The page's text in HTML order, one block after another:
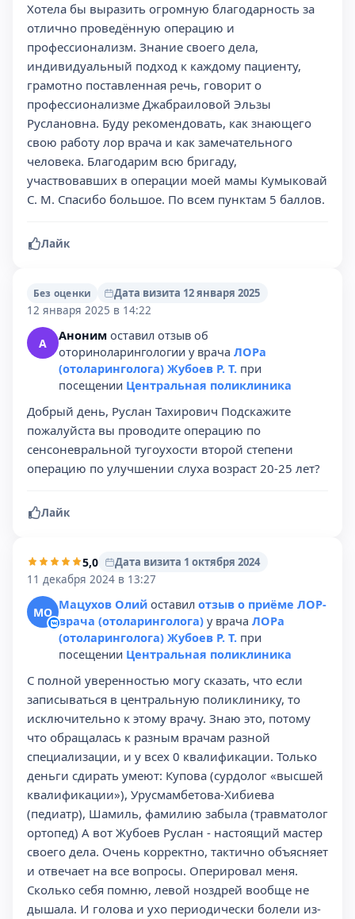
Хотела бы выразить огромную благодарность за
отлично проведённую операцию и
профессионализм. Знание своего дела,
индивидуальный подход к каждому пациенту,
грамотно поставленная речь, говорит о
профессионализме Джабраиловой Эльзы
Руслановна. Буду рекомендовать, как знающего
свою работу лор врача и как замечательного
человека. Благодарим всю бригаду,
участвовавших в операции моей мамы Кумыковай
С. М. Спасибо большое. По всем пунктам 5 баллов.
Лайк
Без оценки
Дата визита 12 января 2025
12 января 2025 в 14:22
А Аноним оставил отзыв об
оториноларингологии у врача ЛОРа
(отоларинголога) Жубоев Р. Т. при
посещении Центральная поликлиника
Добрый день, Руслан Тахирович Подскажите
пожалуйста вы проводите операцию по
сенсоневральной тугоухости второй степени
операцию по улучшении слуха возраст 20-25 лет?
Лайк
5,0
Дата визита 1 октября 2024
11 декабря 2024 в 13:27
МО Мацухов Олий оставил отзыв о приёме ЛОР-
врача (отоларинголога) у врача ЛОРа
(отоларинголога) Жубоев Р. Т. при
посещении Центральная поликлиника
С полной уверенностью могу сказать, что если
записываться в центральную поликлинику, то
исключительно к этому врачу. Знаю это, потому
что обращалась к разным врачам разной
специализации, и у всех 0 квалификации. Только
деньги сдирать умеют: Купова (сурдолог «высшей
квалификации»), Урусмамбетова-Хибиева
(педиатр), Шамиль, фамилию забыла (травматолог
ортопед) А вот Жубоев Руслан - настоящий мастер
своего дела. Очень корректно, тактично объясняет
и отвечает на все вопросы. Оперировал меня.
Сколько себя помню, левой ноздрей вообще не
дышала. И голова и ухо периодически болели из-